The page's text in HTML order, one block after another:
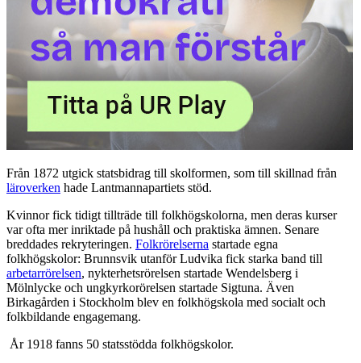
Från 1872 utgick statsbidrag till skolformen, som till skillnad från
läroverken hade Lantmannapartiets stöd.
Kvinnor fick tidigt tillträde till folkhögskolorna, men deras kurser
var ofta mer inriktade på hushåll och praktiska ämnen. Senare
breddades rekryteringen. Folkrörelserna startade egna
folkhögskolor: Brunnsvik utanför Ludvika fick starka band till
arbetarrörelsen, nykterhetsrörelsen startade Wendelsberg i
Mölnlycke och ungkyrkorörelsen startade Sigtuna. Även
Birkagården i Stockholm blev en folkhögskola med socialt och
folkbildande engagemang.
År 1918 fanns 50 statsstödda folkhögskolor.